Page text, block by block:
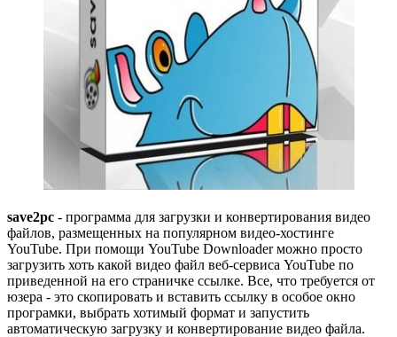
save2pc - программа для загрузки и конвертирования видео
файлов, размещенных на популярном видео-хостинге
YouTube. При помощи YouTube Downloader можно просто
загрузить хоть какой видео файл веб-сервиса YouTube по
приведенной на его страничке ссылке. Все, что требуется от
юзера - это скопировать и вставить ссылку в особое окно
програмки, выбрать хотимый формат и запустить
автоматическую загрузку и конвертирование видео файла.